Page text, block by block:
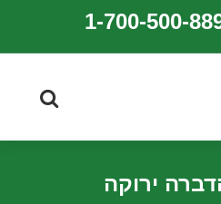
ירוקה